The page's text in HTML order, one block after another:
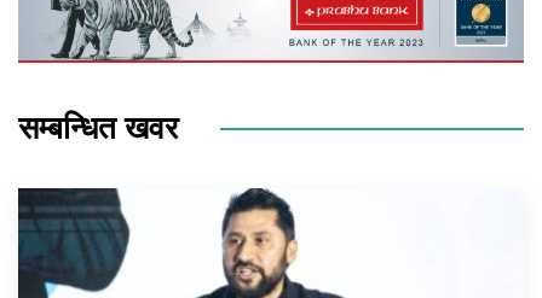
सम्बन्धित खवर